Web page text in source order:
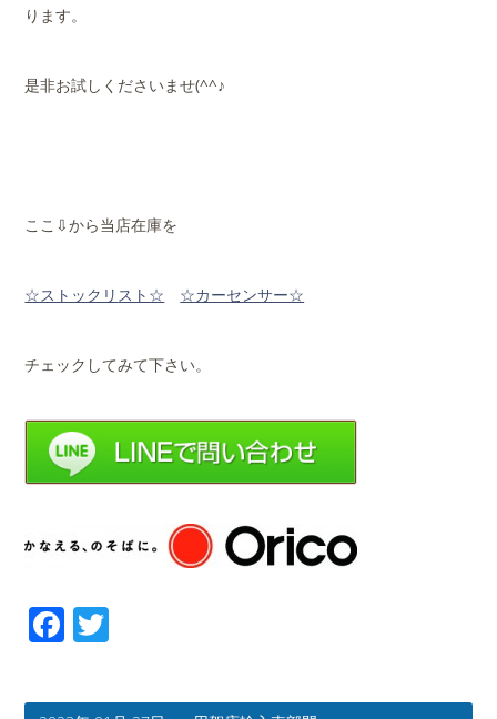
ります。
是非お試しくださいませ(^^♪
ここ⇩から当店在庫を
☆ストックリ スト☆ ☆カーセンサー☆
チェックしてみて下さい。
Facebook